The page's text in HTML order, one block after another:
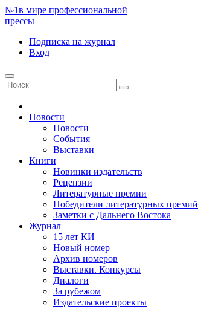
№1в мире профессиональной
прессы
Подписка на журнал
Вход
Новости
Новости
События
Выставки
Книги
Новинки издательств
Рецензии
Литературные премии
Победители литературных премий
Заметки с Дальнего Востока
Журнал
15 лет КИ
Новый номер
Архив номеров
Выставки. Конкурсы
Диалоги
За рубежом
Издательские проекты